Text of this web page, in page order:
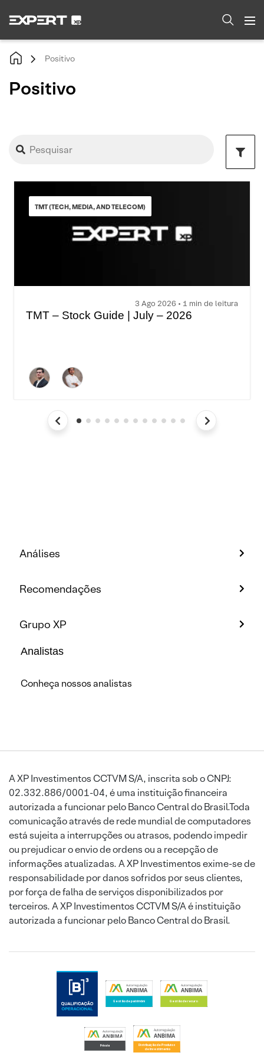
Positivo
Positivo
TMT (TECH, MEDIA, AND TELECOM)
3 Ago 2026 • 1 min de leitura
TMT – Stock Guide | July – 2026
Análises
Recomendações
Grupo XP
Analistas
Conheça nossos analistas
A XP Investimentos CCTVM S/A, inscrita sob o CNPJ:
02.332.886/0001-04, é uma instituição financeira
autorizada a funcionar pelo Banco Central do Brasil.Toda
comunicação através de rede mundial de computadores
está sujeita a interrupções ou atrasos, podendo impedir
ou prejudicar o envio de ordens ou a recepção de
informações atualizadas. A XP Investimentos exime-se de
responsabilidade por danos sofridos por seus clientes,
por força de falha de serviços disponibilizados por
terceiros. A XP Investimentos CCTVM S/A é instituição
autorizada a funcionar pelo Banco Central do Brasil.